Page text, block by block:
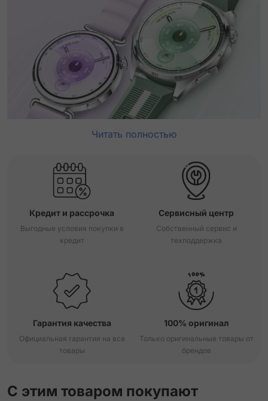
Читать полностью
Кредит и рассрочка
Выгодные условия покупки в
кредит
Сервисный центр
Собственный сервис и
техподдержка
Гарантия качества
Официальная гарантия на все
товары
100% оригинал
Только оригинальные товары от
брендов
С этим товаром покупают